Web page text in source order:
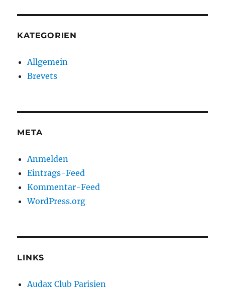
KATEGORIEN
Allgemein
Brevets
META
Anmelden
Eintrags-Feed
Kommentar-Feed
WordPress.org
LINKS
Audax Club Parisien